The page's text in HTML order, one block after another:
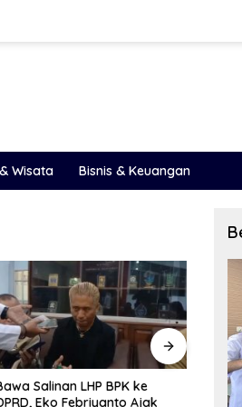
Wisata Bisnis & Keuangan
BPK 2025 Ungkap Celah
Pengelolaan Keuangan